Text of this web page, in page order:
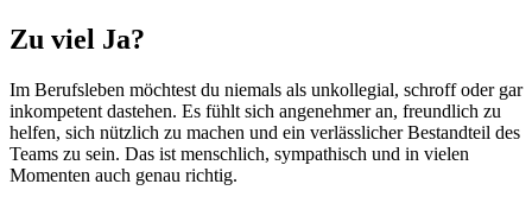
Zu viel Ja?
Im Berufsleben möchtest du niemals als unkollegial, schroff oder gar
inkompetent dastehen. Es fühlt sich angenehmer an, freundlich zu
helfen, sich nützlich zu machen und ein verlässlicher Bestandteil des
Teams zu sein. Das ist menschlich, sympathisch und in vielen
Momenten auch genau richtig.